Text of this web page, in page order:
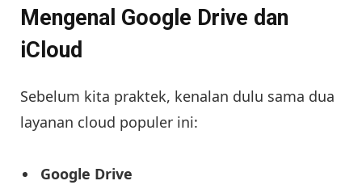
Mengenal Google Drive dan
iCloud
Sebelum kita praktek, kenalan dulu sama dua
layanan cloud populer ini:
Google Drive